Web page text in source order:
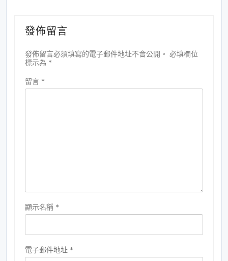
發佈留言
發佈留言必須填寫的電子郵件地址不會公開。 必填欄位
標示為 *
留言 *
顯示名稱 *
電子郵件地址 *